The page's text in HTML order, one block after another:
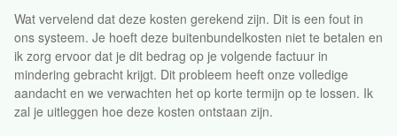
Wat vervelend dat deze kosten gerekend zijn. Dit is een fout in
ons systeem. Je hoeft deze buitenbundelkosten niet te betalen en
ik zorg ervoor dat je dit bedrag op je volgende factuur in
mindering gebracht krijgt. Dit probleem heeft onze volledige
aandacht en we verwachten het op korte termijn op te lossen. Ik
zal je uitleggen hoe deze kosten ontstaan zijn.